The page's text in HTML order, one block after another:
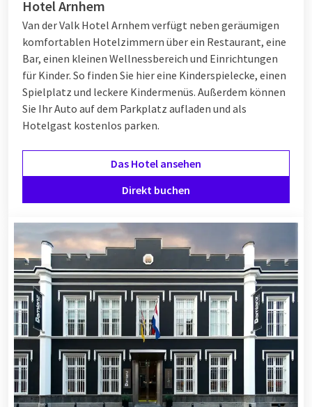
Hotel Arnhem
Van der Valk Hotel Arnhem verfügt neben geräumigen
komfortablen Hotelzimmern über ein Restaurant, eine
Bar, einen kleinen Wellnessbereich und Einrichtungen
für Kinder. So finden Sie hier eine Kinderspielecke, einen
Spielplatz und leckere Kindermenüs. Außerdem können
Sie Ihr Auto auf dem Parkplatz aufladen und als
Hotelgast kostenlos parken.
Das Hotel ansehen
Direkt buchen